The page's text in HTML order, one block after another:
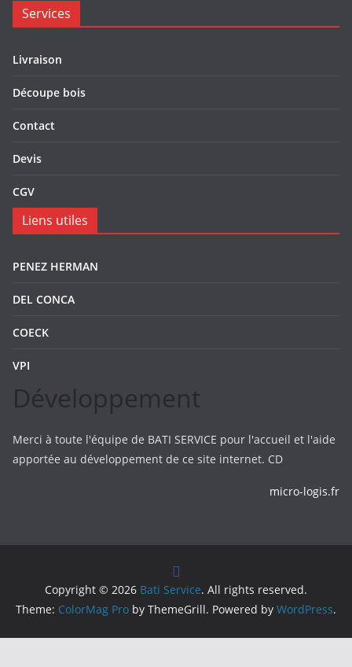
Services
Livraison
Découpe bois
Contact
Devis
CGV
Liens utiles
PENEZ HERMAN
DEL CONCA
COECK
VPI
Développement
Merci à toute l'équipe de BATI SERVICE pour l'accueil et l'aide
apportée au développement de ce site internet. CD
micro-logis.fr
Copyright © 2026 Bati Service. All rights reserved.
Theme: ColorMag Pro by ThemeGrill. Powered by WordPress.